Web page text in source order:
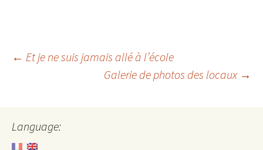
Post
← Et je ne suis jamais allé à l’école
Galerie de photos des locaux →
Language: